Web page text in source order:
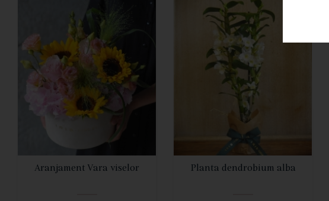
VEZI DETALII
Aranjament Vara viselor VEZI DETALII
Planta dendrobium alba